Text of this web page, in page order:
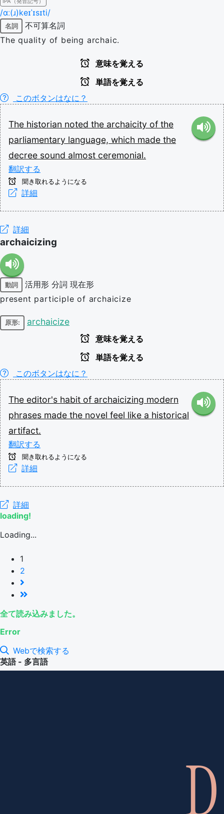
/ɑː(ɹ)keɪˈɪsɪti/
名詞
不可算名詞
The quality of being archaic.
意味を覚える
単語を覚える
このボタンはなに？
The historian noted the archaicity of the
parliamentary language, which made the
decree sound almost ceremonial.
翻訳する
聞き取れるようになる
詳細
詳細
archaicizing
動詞 活用形 分詞 現在形
present participle of archaicize
原形: archaicize
意味を覚える
単語を覚える
このボタンはなに？
The editor's habit of archaicizing modern
phrases made the novel feel like a historical
artifact.
翻訳する
聞き取れるようになる
詳細
詳細
loading!
Loading...
1
2
全て読み込みました。
Error
Webで検索する
英語 - 多言語